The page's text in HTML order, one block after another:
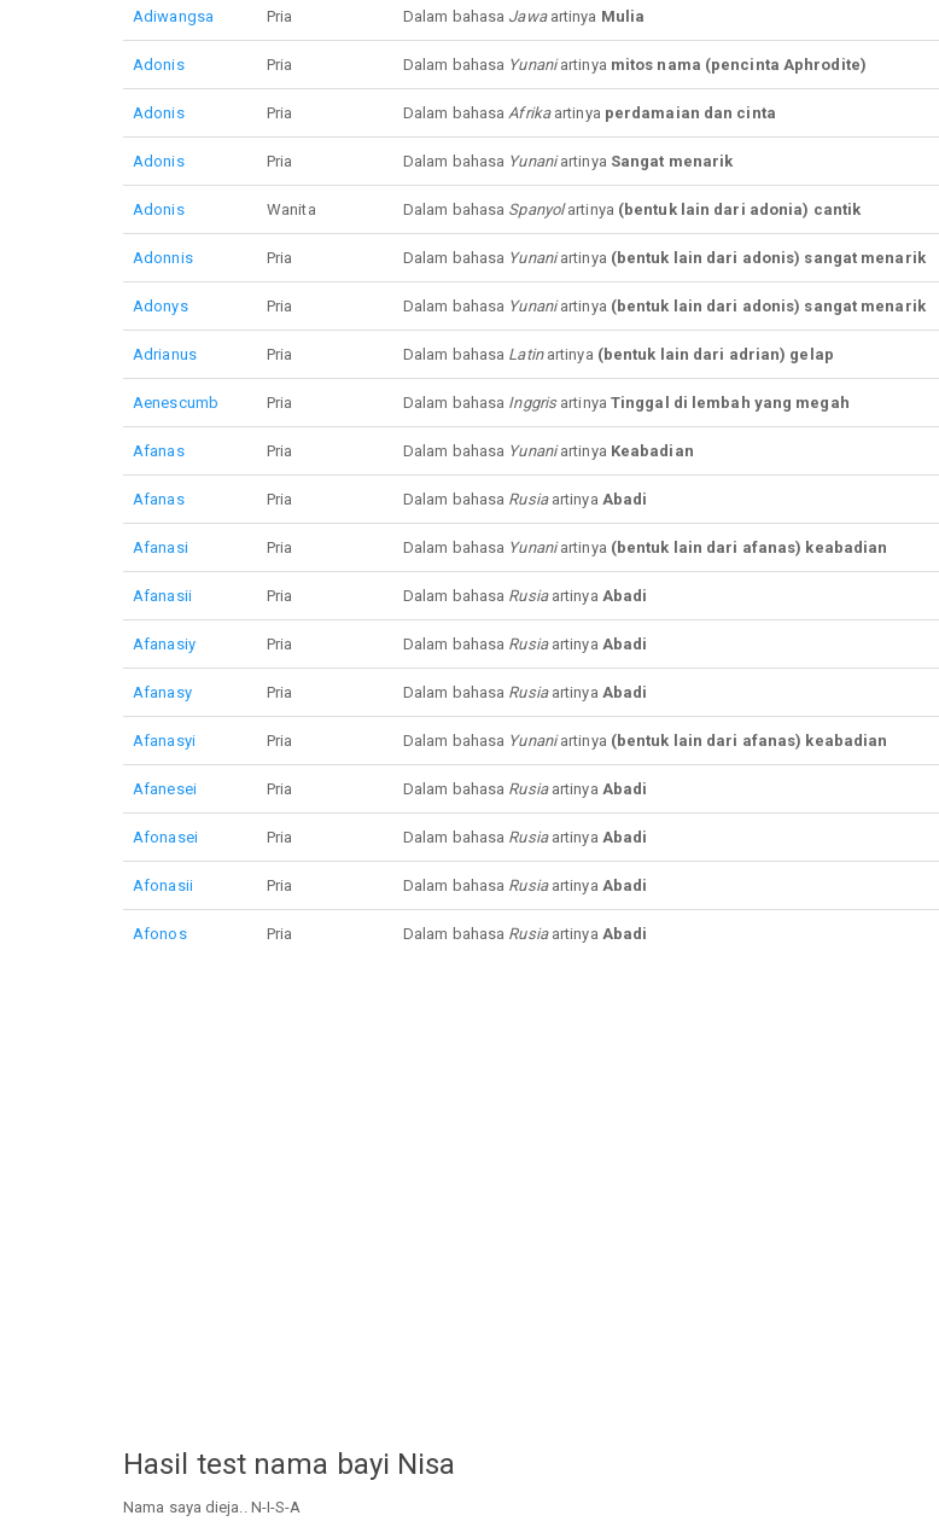
Adiwangsa Pria Dalam bahasa Jawaartinya Mulia
Adonis Pria Dalam bahasa Yunaniartinya mitos nama (pencinta Aphrodite)
Adonis Pria Dalam bahasaAfrikaartinya perdamaian dan cinta
Adonis Pria Dalam bahasa Yunaniartinya Sangat menarik
Adonis Wanita Dalam bahasa Spanyolartinya (bentuk lain dari adonia) cantik
Adonnis Pria Dalam bahasa Yunaniartinya (bentuk lain dari adonis) sangat menarik
Adonys Pria Dalam bahasa Yunaniartinya (bentuk lain dari adonis) sangat menarik
Adrianus Pria Dalam bahasa Latinartinya (bentuk lain dari adrian) gelap
Aenescumb Pria Dalam bahasa Inggrisartinya Tinggal di lembah yang megah
Afanas Pria Dalam bahasa Yunaniartinya Keabadian
Afanas Pria Dalam bahasa Rusiaartinya Abadi
Afanasi Pria Dalam bahasa Yunaniartinya (bentuk lain dari afanas) keabadian
Afanasii Pria Dalam bahasa Rusiaartinya Abadi
Afanasiy Pria Dalam bahasa Rusiaartinya Abadi
Afanasy Pria Dalam bahasa Rusiaartinya Abadi
Afanasyi Pria Dalam bahasa Yunaniartinya (bentuk lain dari afanas) keabadian
Afanesei Pria Dalam bahasa Rusiaartinya Abadi
Afonasei Pria Dalam bahasa Rusiaartinya Abadi
Afonasii Pria Dalam bahasa Rusiaartinya Abadi
Afonos Pria Dalam bahasa Rusiaartinya Abadi
Hasil test nama bayi Nisa
Nama saya dieja.. N-I-S-A